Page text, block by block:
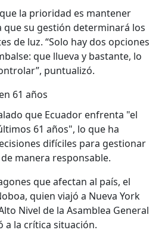
la prioridad es mantener
que su gestión determinará los
de luz. “Solo hay dos opciones
que llueva y bastante, lo
puntualizó.
61 años
que Ecuador enfrenta "el
61 años", lo que ha
difíciles para gestionar
manera responsable.
que afectan al país, el
quien viajó a Nueva York
Nivel de la Asamblea General
a la crítica situación.